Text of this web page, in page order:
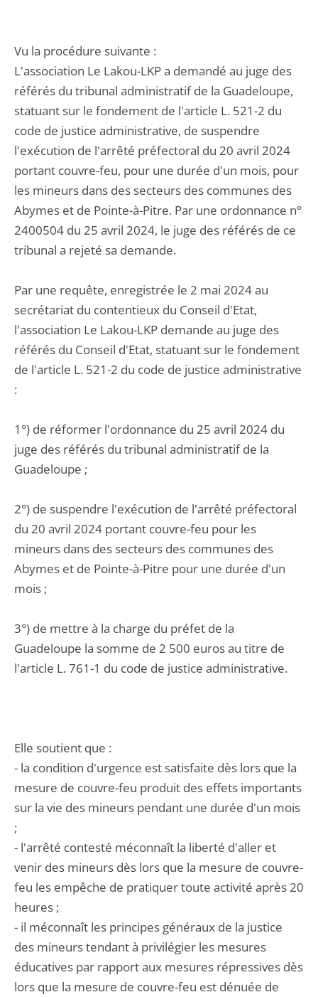
Vu la procédure suivante :
L'association Le Lakou-LKP a demandé au juge des
référés du tribunal administratif de la Guadeloupe,
statuant sur le fondement de l'article L. 521-2 du
code de justice administrative, de suspendre
l'exécution de l'arrêté préfectoral du 20 avril 2024
portant couvre-feu, pour une durée d'un mois, pour
les mineurs dans des secteurs des communes des
Abymes et de Pointe-à-Pitre. Par une ordonnance n°
2400504 du 25 avril 2024, le juge des référés de ce
tribunal a rejeté sa demande.
Par une requête, enregistrée le 2 mai 2024 au
secrétariat du contentieux du Conseil d'Etat,
l'association Le Lakou-LKP demande au juge des
référés du Conseil d'Etat, statuant sur le fondement
de l'article L. 521-2 du code de justice administrative
:
1°) de réformer l'ordonnance du 25 avril 2024 du
juge des référés du tribunal administratif de la
Guadeloupe ;
2°) de suspendre l'exécution de l'arrêté préfectoral
du 20 avril 2024 portant couvre-feu pour les
mineurs dans des secteurs des communes des
Abymes et de Pointe-à-Pitre pour une durée d'un
mois ;
3°) de mettre à la charge du préfet de la
Guadeloupe la somme de 2 500 euros au titre de
l'article L. 761-1 du code de justice administrative.
Elle soutient que :
- la condition d'urgence est satisfaite dès lors que la
mesure de couvre-feu produit des effets importants
sur la vie des mineurs pendant une durée d'un mois
;
- l'arrêté contesté méconnaît la liberté d'aller et
venir des mineurs dès lors que la mesure de couvre-
feu les empêche de pratiquer toute activité après 20
heures ;
- il méconnaît les principes généraux de la justice
des mineurs tendant à privilégier les mesures
éducatives par rapport aux mesures répressives dès
lors que la mesure de couvre-feu est dénuée de